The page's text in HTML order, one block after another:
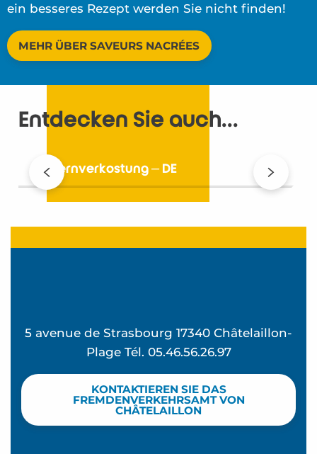
ein besseres Rezept werden Sie nicht finden!
MEHR ÜBER SAVEURS NACRÉES
Entdecken Sie auch...
Austernverkostung – DE
5 avenue de Strasbourg 17340 Châtelaillon-
Plage Tél. 05.46.56.26.97
KONTAKTIEREN SIE DAS
FREMDENVERKEHRSAMT VON
CHÂTELAILLON